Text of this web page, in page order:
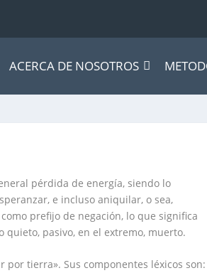
ACERCA DE NOSOTROS
pérdida de energía, siendo lo
e incluso aniquilar, o sea,
prefijo de negación, lo que significa
quieto, pasivo, en el extremo, muerto.
tierra». Sus componentes léxicos son: